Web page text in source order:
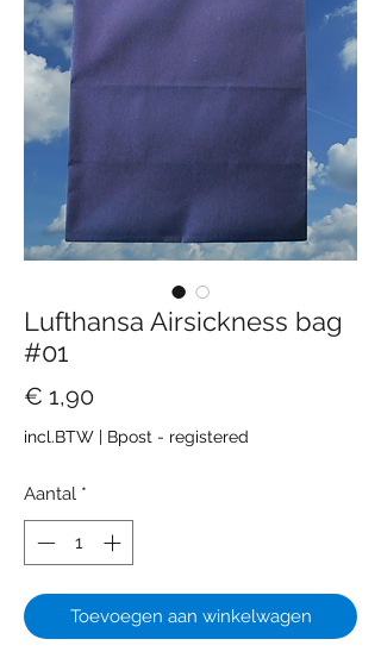
Lufthansa Airsickness bag
#01
€ 1,90Prijs
incl.BTW | Bpost - registered
Aantal *
Toevoegen aan winkelwagen